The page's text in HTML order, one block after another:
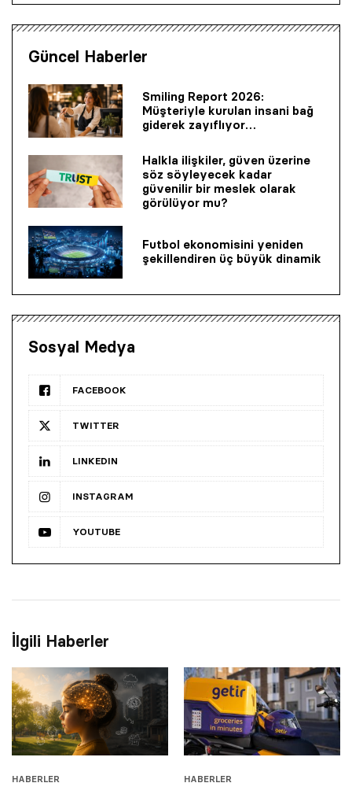
Güncel Haberler
Smiling Report 2026:
Müşteriyle kurulan insani bağ
giderek zayıflıyor…
Halkla ilişkiler, güven üzerine
söz söyleyecek kadar
güvenilir bir mes­lek olarak
görülüyor mu?
Futbol ekonomisini yeniden
şekillendiren üç büyük dinamik
Sosyal Medya
FACEBOOK
TWITTER
LINKEDIN
INSTAGRAM
YOUTUBE
İlgili Haberler
HABERLER HABERLER